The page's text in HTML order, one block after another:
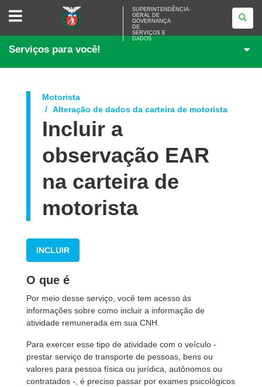
SUPERINTENDÊNCIA-
<BR>GOVERNANÇA
SERVIÇOS
DADOS
SUPERINTENDÊNCIA-
GERAL DE
GOVERNANÇA
DE
SERVIÇOS E
DADOS
Serviços para você!
Motorista
Alteração de dados da carteira de motorista
Incluir a
observação EAR
na carteira de
motorista
INCLUIR
O que é
Por meio desse serviço, você tem acesso às
informações sobre como incluir a informação de
atividade remunerada em sua CNH.
Para exercer esse tipo de atividade com o veículo -
prestar serviço de transporte de pessoas, bens ou
valores para pessoa física ou jurídica, autônomos ou
contratados -, é preciso passar por exames psicológicos